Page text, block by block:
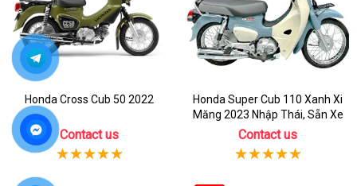
Honda Cross Cub 50 2022
Contact us
Honda Super Cub 110 Xanh Xi
Măng 2023 Nhập Thái, Sẵn Xe
Contact us